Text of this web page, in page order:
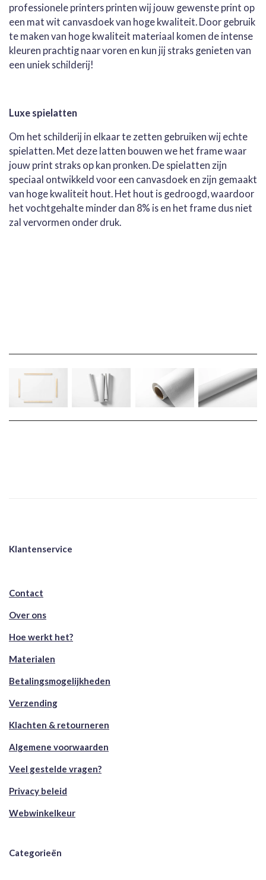
professionele printers printen wij jouw gewenste print op
een mat wit canvasdoek van hoge kwaliteit. Door gebruik
te maken van hoge kwaliteit materiaal komen de intense
kleuren prachtig naar voren en kun jij straks genieten van
een uniek schilderij!
Luxe spielatten
Om het schilderij in elkaar te zetten gebruiken wij echte
spielatten. Met deze latten bouwen we het frame waar
jouw print straks op kan pronken. De spielatten zijn
speciaal ontwikkeld voor een canvasdoek en zijn gemaakt
van hoge kwaliteit hout. Het hout is gedroogd, waardoor
het vochtgehalte minder dan 8% is en het frame dus niet
zal vervormen onder druk.
Klantenservice
Contact
Over ons
Hoe werkt het?
Materialen
Betalingsmogelijkheden
Verzending
Klachten & retourneren
Algemene voorwaarden
Veel gestelde vragen?
Privacy beleid
Webwinkelkeur
Categorieën